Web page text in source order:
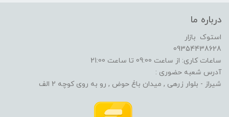
درباره ما
استوک بازار
09354438628
ساعات کاری: از ساعت 09:00 تا ساعت 21:00
آدرس شعبه حضوری :
شیراز - بلوار زرهی , میدان باغ حوض , رو به روی کوچه 2 الف